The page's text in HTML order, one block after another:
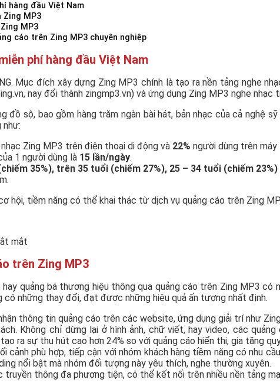
hàng đầu Việt Nam
Zing MP3
MP3
cáo trên Zing MP3 chuyên nghiệp
phí hàng đầu Việt Nam
Mục đích xây dựng Zing MP3 chính là tạo ra nền tảng nghe
nay đổi thành zingmp3.vn) và ứng dụng Zing MP3 nghe nhạc
đồ sộ, bao gồm hàng trăm ngàn bài hát, bản nhạc của cả
Zing MP3 trên điện thoại di động và 22% người dùng trên
1 người dùng là 15 lần/ngày.
35%), trên 35 tuổi (chiếm 27%), 25 – 34 tuổi (chiếm
hội, tiềm năng có thể khai thác từ dịch vụ quảng cáo trên Zing
mắt
trên Zing MP3
quảng bá thương hiệu thông qua quảng cáo trên Zing MP3
những thay đổi, đạt được những hiệu quả ấn tượng nhất định.
thông tin quảng cáo trên các website, ứng dụng giải trí như
Không chỉ dừng lại ở hình ảnh, chữ viết, hay video, các
ra sự thu hút cao hơn 24% so với quảng cáo hiển thị, gia tăng
cảnh phù hợp, tiếp cận với nhóm khách hàng tiềm năng có nhu
nổi bật mà nhóm đối tượng này yêu thích, nghe thường xuyên.
thông đa phương tiện, có thể kết nối trên nhiều nền tảng